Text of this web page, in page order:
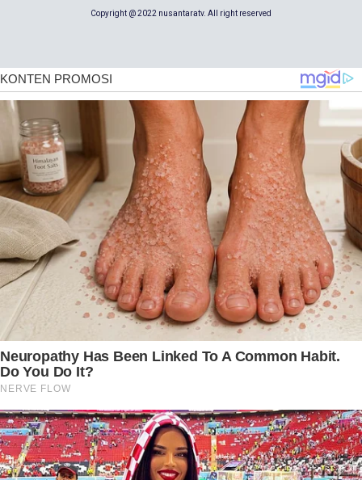
Copyright @ 2022 nusantaratv. All right reserved